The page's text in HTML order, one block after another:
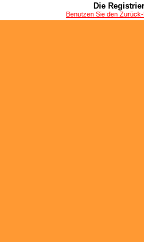
Die
Benutzen Sie den